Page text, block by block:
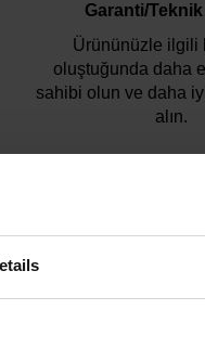
Garanti/
Ürününüzle ilgili
oluştuğunda daha
sahibi olun ve daha
alın.